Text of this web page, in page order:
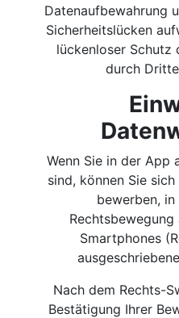
Datenaufbewahrung
Sicherheitslücken
lückenloser
durch
Wenn Sie in der App
sind, können Sie
bewerben,
Smartphones
Nach dem Rechts-
Bestätigung Ihrer